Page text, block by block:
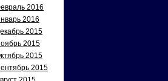
2016
2016
2015
2015
2015
2015